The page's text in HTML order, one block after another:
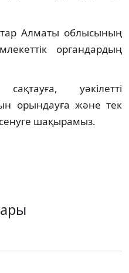
Алматы облысының
органдардың
уәкілетті
орындауға және тек
шақырамыз.